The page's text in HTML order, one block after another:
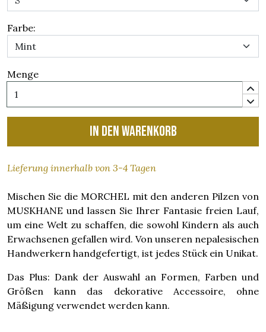
Farbe:
Menge
In den Warenkorb
Lieferung innerhalb von 3-4 Tagen
Mischen Sie die MORCHEL mit den anderen Pilzen von
MUSKHANE und lassen Sie Ihrer Fantasie freien Lauf,
um eine Welt zu schaffen, die sowohl Kindern als auch
Erwachsenen gefallen wird. Von unseren nepalesischen
Handwerkern handgefertigt, ist jedes Stück ein Unikat.
Das Plus: Dank der Auswahl an Formen, Farben und
Größen kann das dekorative Accessoire, ohne
Mäßigung verwendet werden kann.